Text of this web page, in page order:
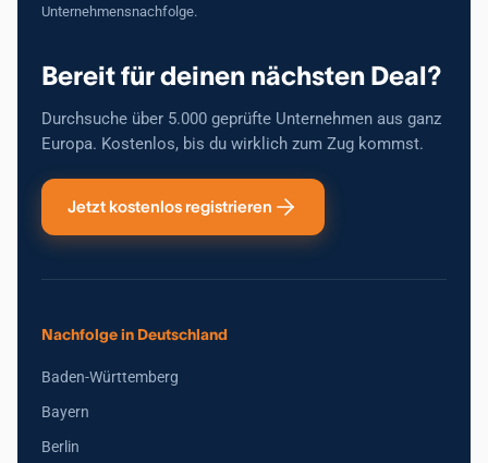
Unternehmensnachfolge.
Bereit für deinen nächsten Deal?
Durchsuche über 5.000 geprüfte Unternehmen aus ganz
Europa. Kostenlos, bis du wirklich zum Zug kommst.
Jetzt kostenlos registrieren
Nachfolge in Deutschland
Baden-Württemberg
Bayern
Berlin